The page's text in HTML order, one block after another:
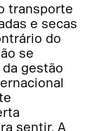
transporte
e secas
do
se
gestão
sentir. A